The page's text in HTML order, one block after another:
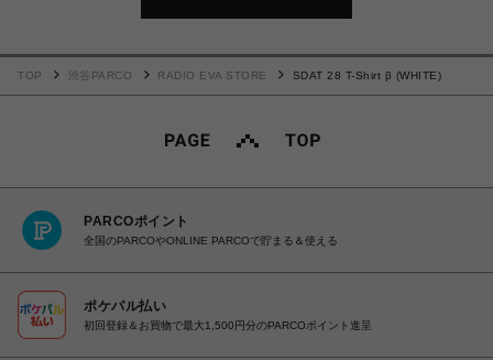
TOP 渋谷PARCO RADIO EVA STORE SDAT 28 T-Shirt β (WHITE)
PARCOポイント
全国のPARCOやONLINE PARCOで貯まる＆使える
ポケパル払い
初回登録＆お買物で最大1,500円分のPARCOポイント進呈